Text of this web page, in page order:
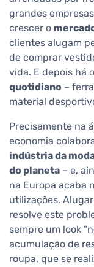
grandes
crescer o
clientes alugam
de comprar
vida. E depois há
quotidiano –
material
Precisamente na
economia
indústria da
do planeta – e,
na Europa acaba
utilizações.
resolve este
sempre um look
acumulação de
roupa, que se